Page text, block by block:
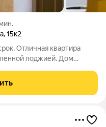
,15к2
Отличная квартира
лоджией. Дом
Метро
пешком